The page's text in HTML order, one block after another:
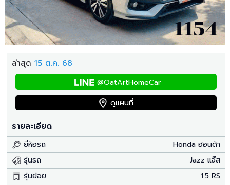
ล่าสุด 15 ต.ค. 68
@OatArtHomeCar
ดูแผนที่
รายละเอียด
ยี่ห้อรถ
Honda ฮอนด้า
รุ่นรถ
Jazz แจ๊ส
รุ่นย่อย
1.5 RS